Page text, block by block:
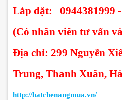
Lắp đặt: 0944381999 -
(Có nhân viên tư vấn
Địa chỉ: 299 Nguyễn
Trung, Thanh Xuân,
http://batchenangmua.vn/